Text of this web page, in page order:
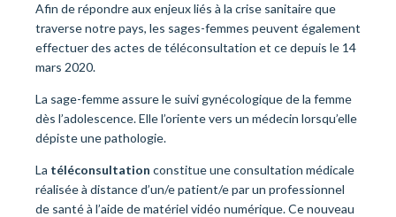
Afin de répondre aux enjeux liés à la crise sanitaire que
traverse notre pays, les sages-femmes peuvent également
effectuer des actes de téléconsultation et ce depuis le 14
mars 2020.
La sage-femme assure le suivi gynécologique de la femme
dès l’adolescence. Elle l’oriente vers un médecin lorsqu’elle
dépiste une pathologie.
La téléconsultation constitue une consultation médicale
réalisée à distance d’un/e patient/e par un professionnel
de santé à l’aide de matériel vidéo numérique. Ce nouveau